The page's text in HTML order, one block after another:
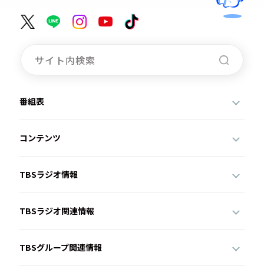
番組表
コンテンツ
TBSラジオ情報
TBSラジオ関連情報
TBSグループ関連情報